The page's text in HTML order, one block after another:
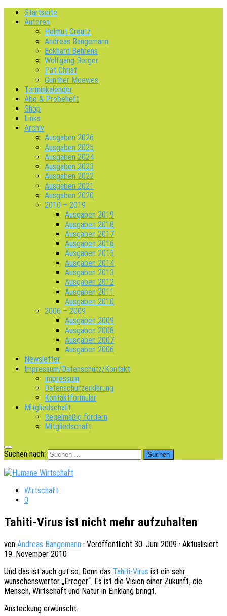
Startseite
Autoren
Helmut Creutz
Andreas Bangemann
Eckhard Behrens
Wolfgang Berger
Pat Christ
Günther Moewes
Terminkalender
Abo & Probeheft
Shop
Links
Archiv
Ausgaben 2026
Ausgaben 2025
Ausgaben 2024
Ausgaben 2023
Ausgaben 2022
Ausgaben 2021
Ausgaben 2020
2010 – 2019
Ausgaben 2019
Ausgaben 2018
Ausgaben 2017
Ausgaben 2016
Ausgaben 2015
Ausgaben 2014
Ausgaben 2013
Ausgaben 2012
Ausgaben 2011
Ausgaben 2010
2006 – 2009
Ausgaben 2009
Ausgaben 2008
Ausgaben 2007
Ausgaben 2006
Newsletter
Impressum/Datenschutz/Kontakt
Impressum
Datenschutzerklärung
Kontaktformular
Mitgliedschaft
Regelmäßig fördern
Mitgliedschaft
Suchen nach:
Wirtschaft
0
Tahiti-Virus ist nicht mehr aufzuhalten
von Andreas Bangemann · Veröffentlicht 30. Juni 2009 · Aktualisiert
19. November 2010
Und das ist auch gut so. Denn das Tahiti-Virus ist ein sehr
wünschens­wer­ter „Erre­ger“. Es ist die Vision einer Zukunft, die
Mensch, Wirt­schaft und Natur in Einklang bringt.
Anste­ckung erwünscht.